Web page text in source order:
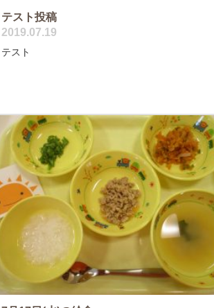
テスト投稿
2019.07.19
テスト